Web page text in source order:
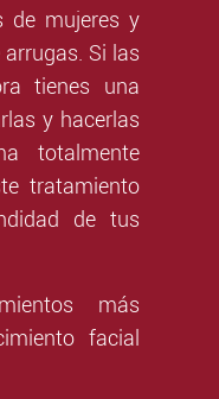
de mujeres y
Si las
tienes una
y hacerlas
totalmente
tratamiento
de tus
más
facial